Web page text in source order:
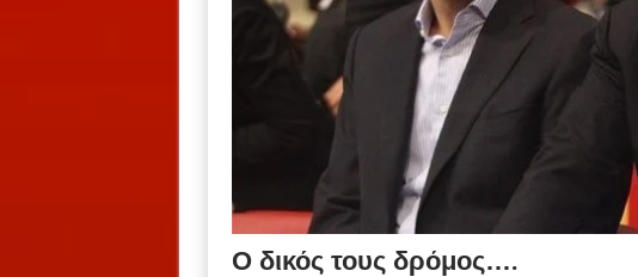
Ο δικός τους δρόμος….